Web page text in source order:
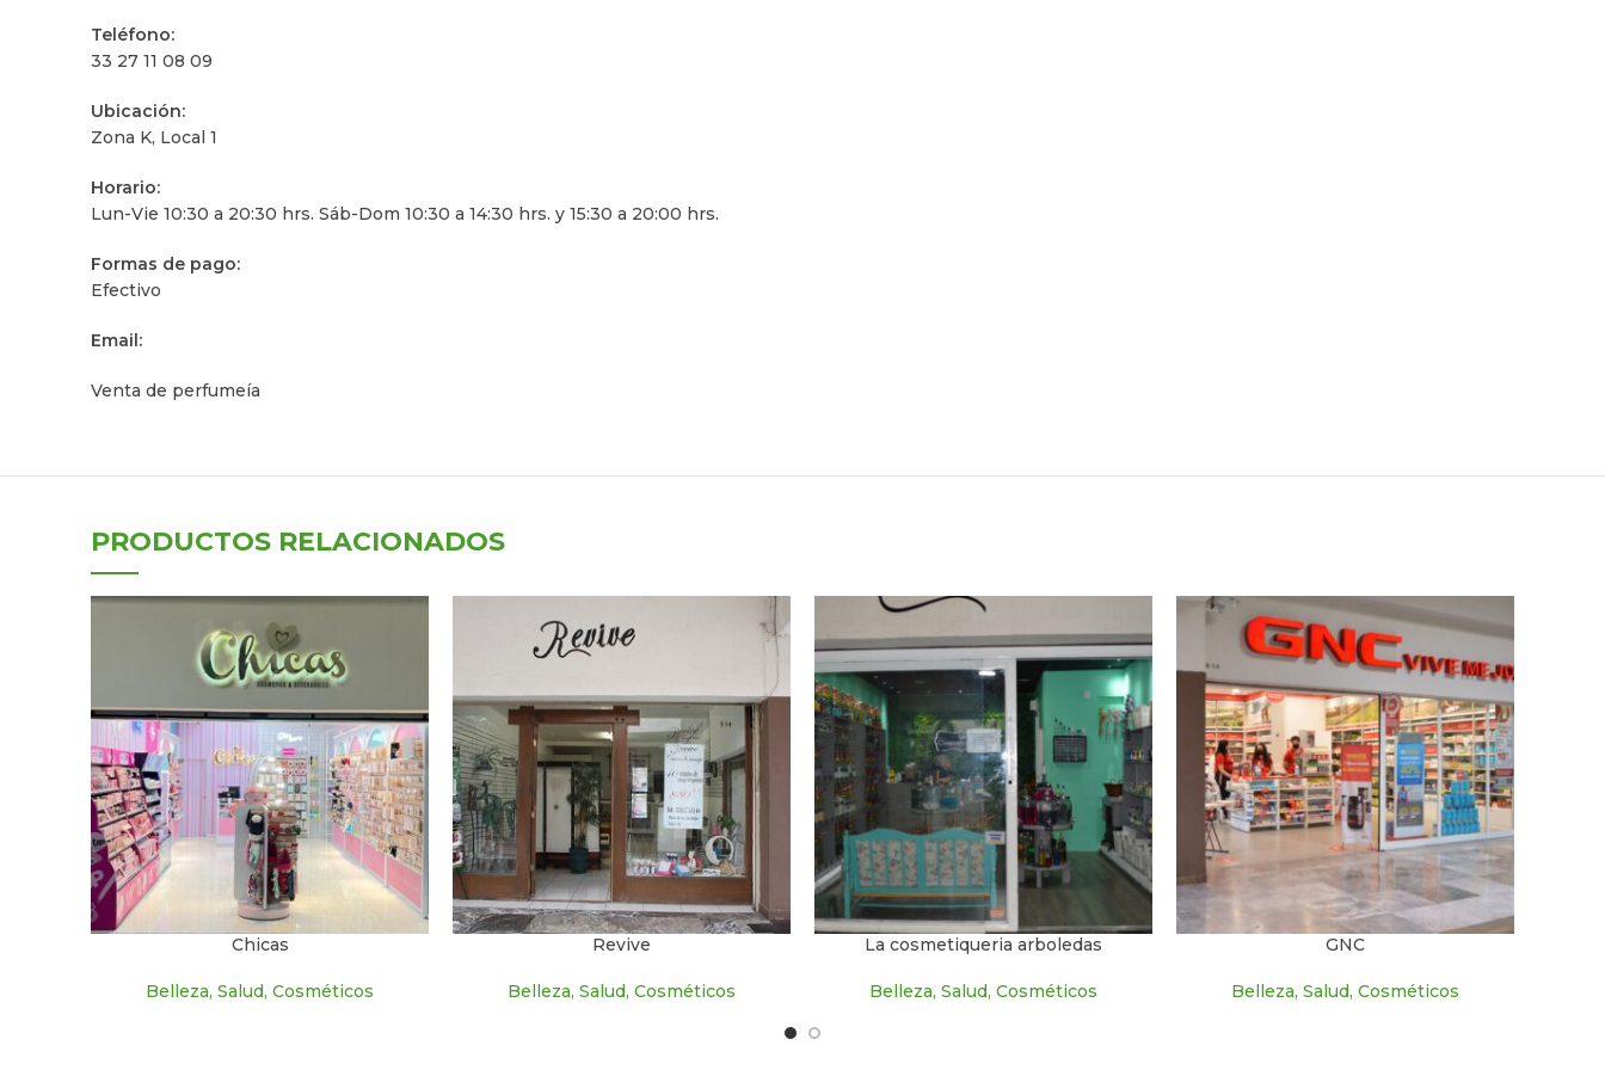
Teléfono:
33 27 11 08 09
Ubicación:
Zona K, Local 1
Horario:
Lun-Vie 10:30 a 20:30 hrs. Sáb-Dom 10:30 a 14:30 hrs. y 15:30 a 20:00 hrs.
Formas de pago:
Efectivo
Email:
Venta de perfumeí­a
PRODUCTOS RELACIONADOS
Chicas
Belleza, Salud, Cosméticos
Revive
Belleza, Salud, Cosméticos
La cosmetiqueria arboledas
Belleza, Salud, Cosméticos
GNC
Belleza, Salud, Cosméticos